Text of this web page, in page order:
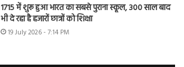
1715 में शुरू हुआ भारत का सबसे पुराना स्कूल, 300 साल बाद
भी दे रहा है हजारों छात्रों को शिक्षा
19 July 2026 - 7:14 PM